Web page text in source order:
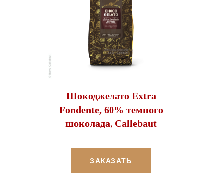
Шокоджелато Extra
Fondente, 60% темного
шоколада, Callebaut
ЗАКАЗАТЬ